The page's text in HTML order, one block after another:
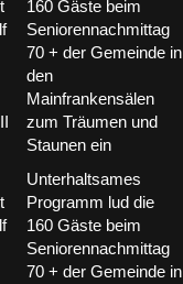
Unterhaltsames
Programm lud die
160 Gäste beim
Seniorennachmittag
70 + der Gemeinde in